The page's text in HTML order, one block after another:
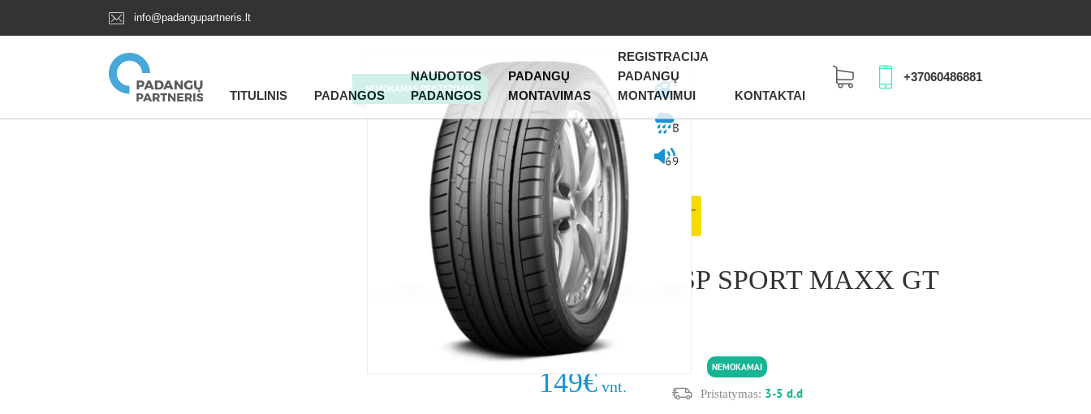
info@padangupartneris.lt
TITULINIS PADANGOS
NAUDOTOS
PADANGOS
PADANGŲ
MONTAVIMAS
REGISTRACIJA
PADANGŲ
MONTAVIMUI
KONTAKTAI
+37060486881
NEMOKAMAS PRISTATYMAS D
B
69
DUNLOP – SP SPORT MAXX GT
235/40R18 91Y
149€ vnt.
NEMOKAMAI
Pristatymas: 3-5 d.d